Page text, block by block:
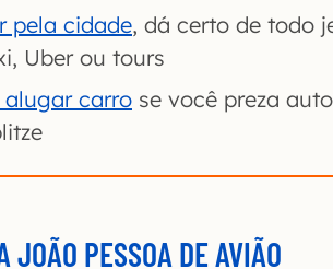
pela cidade, dá certo de todo
Uber ou tours
alugar carro se você preza
JOÃO PESSOA DE AVIÃO